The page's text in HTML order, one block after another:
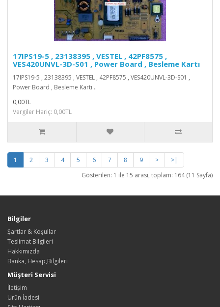
17IPS19-5 , 23138395 , VESTEL , 42PF8575 ,
VES420UNVL-3D-S01 , Power Board , Besleme Kartı
17IPS19-5 , 23138395 , VESTEL , 42PF8575 , VES420UNVL-3D-S01 ,
Power Board , Besleme Kartı ..
0,00TL
Vergiler Hariç: 0,00TL
1 2 3 4 5 6 7 8 9 >
>|
Gösterilen: 1 ile 15 arası, toplam: 164 (11 Sayfa)
Bilgiler
Şartlar & Koşullar
Teslimat Bilgileri
Hakkımızda
Banka, Hesap,Bilgileri
Müşteri Servisi
İletişim
Ürün İadesi